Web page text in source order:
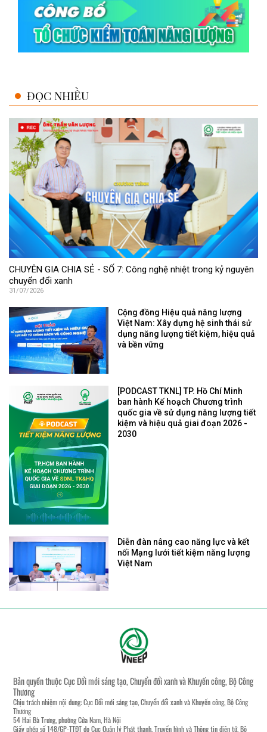
ĐỌC NHIỀU
CHUYÊN GIA CHIA SẺ - SỐ 7: Công nghệ nhiệt trong kỷ nguyên
chuyển đổi xanh
31/07/2026
Cộng đồng Hiệu quả năng lượng
Việt Nam: Xây dựng hệ sinh thái sử
dụng năng lượng tiết kiệm, hiệu quả
và bền vững
[PODCAST TKNL] TP. Hồ Chí Minh
ban hành Kế hoạch Chương trình
quốc gia về sử dụng năng lượng tiết
kiệm và hiệu quả giai đoạn 2026 -
2030
Diễn đàn nâng cao năng lực và kết
nối Mạng lưới tiết kiệm năng lượng
Việt Nam
Bản quyền thuộc Cục Đổi mới sáng tạo, Chuyển đổi xanh và Khuyến công, Bộ Công
Thương
Chịu trách nhiệm nội dung: Cục Đổi mới sáng tạo, Chuyển đổi xanh và Khuyến công, Bộ Công
Thương
54 Hai Bà Trưng, phường Cửa Nam, Hà Nội
Giấy phép số 148/GP-TTĐT do Cục Quản lý Phát thanh, Truyền hình và Thông tin điện tử, Bộ